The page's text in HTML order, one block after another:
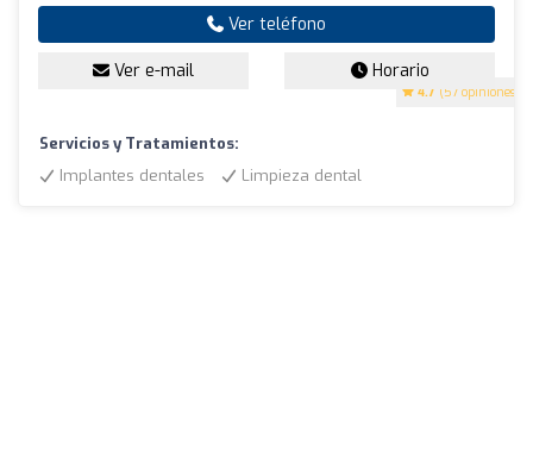
4.7 (57 opiniones)
Ver teléfono
Ver e-mail Horario
Servicios y Tratamientos:
Implantes dentales
Limpieza dental